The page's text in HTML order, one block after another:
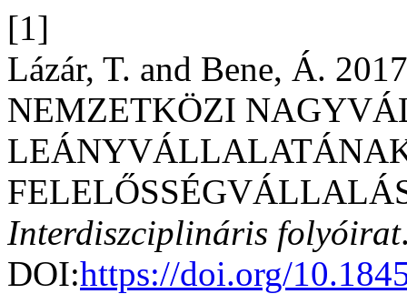
[1]
Lázár, T. and Bene, Á.
NEMZETKÖZI
Interdiszciplináris folyóirat
DOI:https://doi.org/